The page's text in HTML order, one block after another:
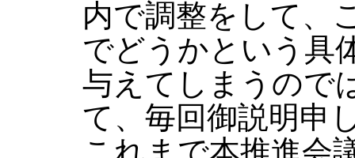
内で調整をして、
でどうかという具
与えてしまうので
て、毎回御説明申